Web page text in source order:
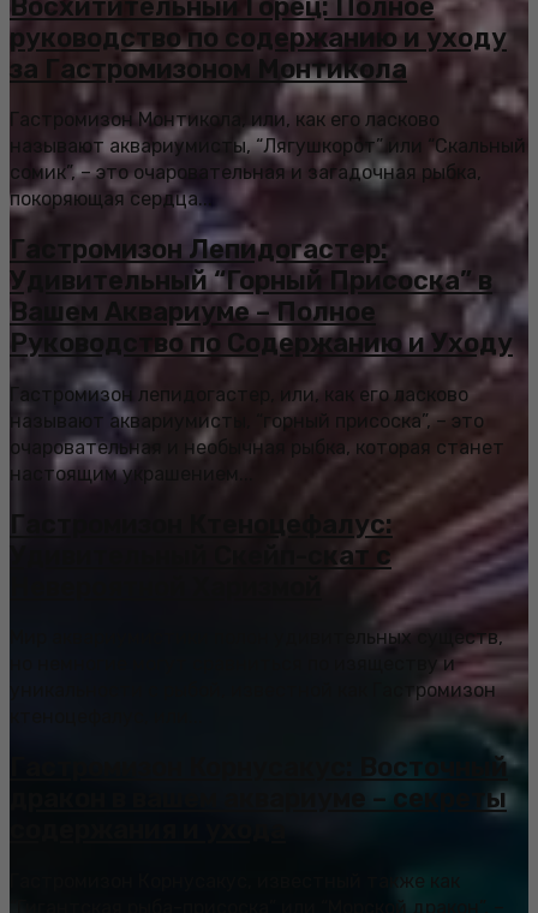
руководство по содержанию и уходу
за Гастромизоном Монтикола
Гастромизон Монтикола, или, как его ласково
называют аквариумисты, “Лягушкорот” или “Скальный
сомик”, – это очаровательная и загадочная рыбка,
покоряющая сердца...
Гастромизон Лепидогастер:
Удивительный “Горный Присоска” в
Вашем Аквариуме – Полное
Руководство по Содержанию и Уходу
Гастромизон лепидогастер, или, как его ласково
называют аквариумисты, “горный присоска”, – это
очаровательная и необычная рыбка, которая станет
настоящим украшением...
Гастромизон Ктеноцефалус:
Удивительный Скейп-скат с
Мир аквариумистики полон удивительных существ,
но немногие могут сравниться по изяществу и
уникальности с рыбой, известной как Гастромизон
Гастромизон Корнусакус: Восточный
дракон в вашем аквариуме – секреты
Гастромизон Корнусакус, известный также как